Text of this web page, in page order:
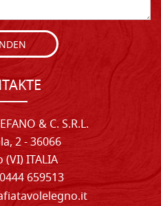
& C. S.R.L.
2 - 36066
ITALIA
659513